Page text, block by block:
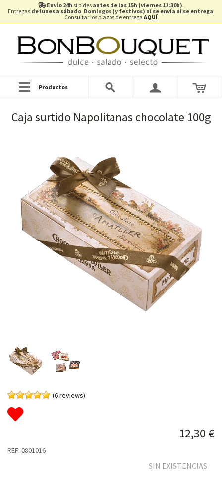
Envío 24h si pides antes de las 15h (viernes 12:30h).
Entregas de lunes a sábado. Domingos (y festivos) ni se envía ni se entrega.
Consultar los plazos de entrega AQUÍ
Productos
Caja surtido Napolitanas chocolate 100g
(6 reviews)
12,30 €
REF: 0801016
SIN EXISTENCIAS